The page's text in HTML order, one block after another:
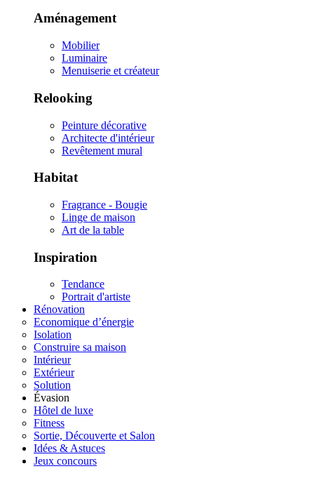
Aménagement
Mobilier
Luminaire
Menuiserie et créateur
Relooking
Peinture décorative
Architecte d'intérieur
Revêtement mural
Habitat
Fragrance - Bougie
Linge de maison
Art de la table
Inspiration
Tendance
Portrait d'artiste
Rénovation
Economique d’énergie
Isolation
Construire sa maison
Intérieur
Extérieur
Solution
Évasion
Hôtel de luxe
Fitness
Sortie, Découverte et Salon
Idées & Astuces
Jeux concours